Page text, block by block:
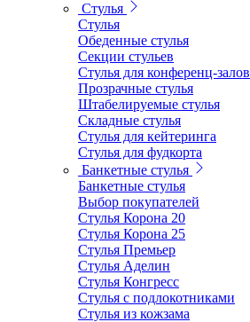
Стулья
Стулья
Обеденные стулья
Секции стульев
Стулья для конференц-залов
Прозрачные стулья
Штабелируемые стулья
Складные стулья
Стулья для кейтеринга
Стулья для фудкорта
Банкетные стулья
Банкетные стулья
Выбор покупателей
Стулья Корона 20
Стулья Корона 25
Стулья Премьер
Стулья Аделин
Стулья Конгресс
Стулья с подлокотниками
Стулья из кожзама